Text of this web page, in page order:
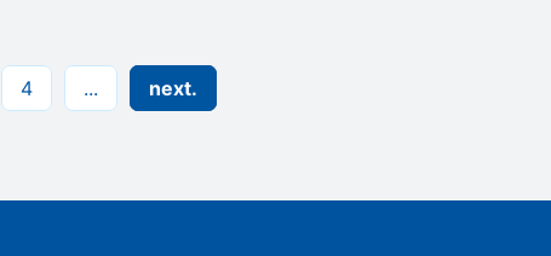
4 ... next.